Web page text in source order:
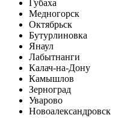
Губаха
Медногорск
Октябрьск
Бутурлиновка
Янаул
Лабытнанги
Калач-на-Дону
Камышлов
Зерноград
Уварово
Новоалександровск